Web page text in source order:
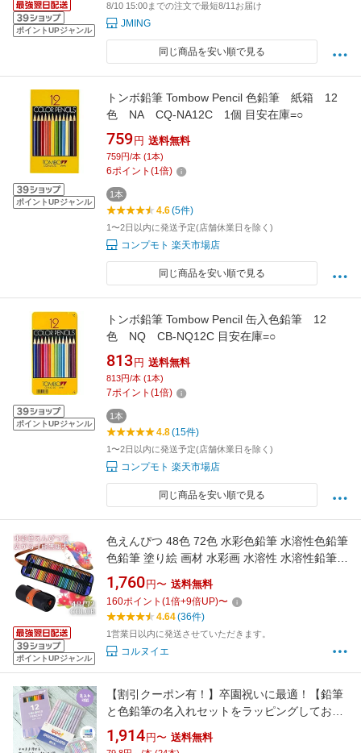
ポイントUPジャンル
8/10 15:00までの注文で最短8/11お届け
JMING
同じ商品を安い順で見る
ポイントUPジャンル
トンボ鉛筆 Tombow Pencil 色鉛筆 紙箱 12
色 NA CQ-NA12C 1個 目安在庫=○
759 円 送料無料
759円/本 (1本)
6ポイント (1倍)
1本
4.6(5件)
1〜2日以内に発送予定(店舗休業日を除く)
コンプモト 楽天市場店
同じ商品を安い順で見る
ポイントUPジャンル
トンボ鉛筆 Tombow Pencil 缶入色鉛筆 12
色 NQ CB-NQ12C 目安在庫=○
813 円 送料無料
813円/本 (1本)
7ポイント (1倍)
1本
4.8(15件)
1〜2日以内に発送予定(店舗休業日を除く)
コンプモト 楽天市場店
同じ商品を安い順で見る
ポイントUPジャンル
色えんぴつ 48色 72色 水彩色鉛筆 水溶性色鉛筆
色鉛筆 塗り絵 画材 水彩画 水溶性 水溶性鉛筆
水彩 48 72 セット 色鉛筆 48色セット 72色セッ
ト 子供 大人 趣味 お絵描き 入学 新学期 プレゼ
ント 高品質 色鉛筆セット 写生 便利
1,760 円〜 送料無料
160ポイント (1倍+9倍UP)〜
4.64(36件)
1営業日以内に発送させていただきます。
コルヌイエ
【割引クーポン有！】卒園祝いに最適！【鉛筆
と色鉛筆の名入れセットをラッピングしてお届
け】 トンボ鉛筆 イッポ ippo! かきかた鉛筆 ソ
フトケース色鉛筆のセット卒園記念 入学祝い
1,914 円〜 送料無料